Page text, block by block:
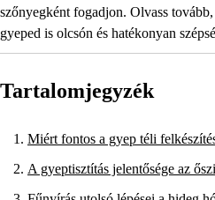
szőnyegként fogadjon. Olvass
gyeped is olcsón és hatékonyan
Tartalomjegyzék
Miért fontos a gyep téli
A gyeptisztítás jelentősége az